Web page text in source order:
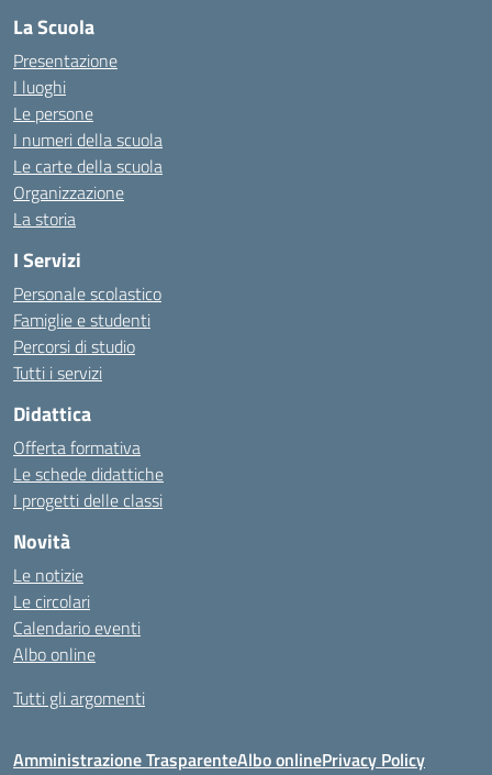
La Scuola
Presentazione
I luoghi
Le persone
I numeri della scuola
Le carte della scuola
Organizzazione
La storia
I Servizi
Personale scolastico
Famiglie e studenti
Percorsi di studio
Tutti i servizi
Didattica
Offerta formativa
Le schede didattiche
I progetti delle classi
Novità
Le notizie
Le circolari
Calendario eventi
Albo online
Tutti gli argomenti
Amministrazione TrasparenteAlbo onlinePrivacy Policy